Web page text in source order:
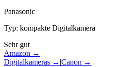
Panasonic
Typ: kompakte Digitalkamera
Sehr gut
Amazon →
Digitalkameras → |Canon →